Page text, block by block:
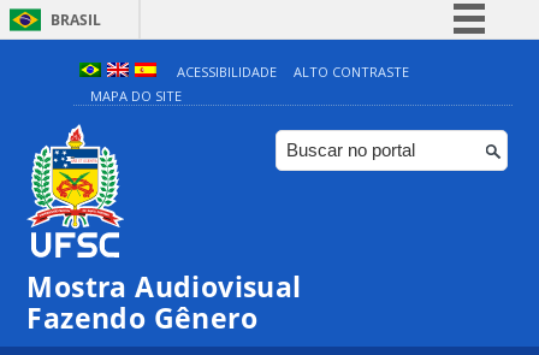
BRASIL
Simplifique!
Comunica BR
Participe
ACESSIBILIDADE
ALTO CONTRASTE
MAPA DO SITE
Mostra Audiovisual
Fazendo Gênero